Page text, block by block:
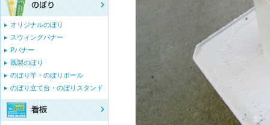
オリジナルのぼり
スウィングバナー
Pバナー
既製のぼり
のぼり竿・のぼりポール
のぼり立て台・のぼりスタンド